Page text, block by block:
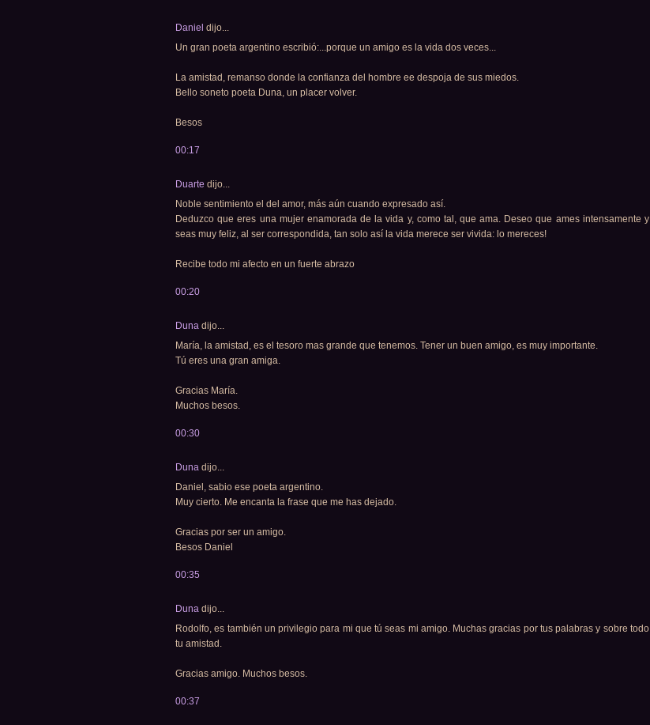
Daniel dijo...
Un gran poeta argentino escribió:...porque un amigo es la vida dos veces...
La amistad, remanso donde la confianza del hombre ee despoja de sus miedos.
Bello soneto poeta Duna, un placer volver.
Besos
00:17
Duarte dijo...
Noble sentimiento el del amor, más aún cuando expresado así.
Deduzco que eres una mujer enamorada de la vida y, como tal, que ama. Deseo que ames intensamente y
seas muy feliz, al ser correspondida, tan solo así la vida merece ser vivida: lo mereces!
Recibe todo mi afecto en un fuerte abrazo
00:20
Duna dijo...
María, la amistad, es el tesoro mas grande que tenemos. Tener un buen amigo, es muy importante.
Tú eres una gran amiga.
Gracias María.
Muchos besos.
00:30
Duna dijo...
Daniel, sabio ese poeta argentino.
Muy cierto. Me encanta la frase que me has dejado.
Gracias por ser un amigo.
Besos Daniel
00:35
Duna dijo...
Rodolfo, es también un privilegio para mi que tú seas mi amigo. Muchas gracias por tus palabras y sobre todo
tu amistad.
Gracias amigo. Muchos besos.
00:37